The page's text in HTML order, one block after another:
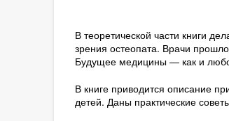
В теоретической части книги
зрения остеопата. Врачи
Будущее медицины — как и
В книге приводится описание
детей. Даны практические